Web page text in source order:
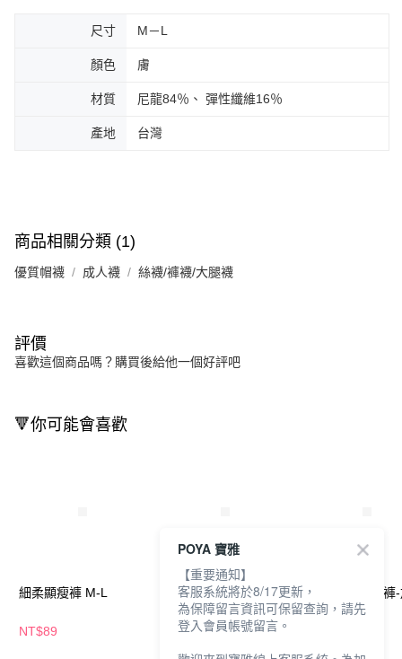
尺寸 M－L
顏色 膚
材質 尼龍84％、 彈性纖維16％
產地 台灣
商品相關分類 (1)
優質帽襪 成人襪 絲襪/褲襪/大腿襪
評價
喜歡這個商品嗎？購買後給他一個好評吧
🔻你可能會喜歡
細柔顯瘦褲 M-L
NT$89
LDH-親膚細柔網褲
NT$129
LDH-細柔蕾絲褲
POYA 寶雅
【重要通知】
客服系統將於8/17更新，
為保障留言資訊可保留查詢，請先
登入會員帳號留言。